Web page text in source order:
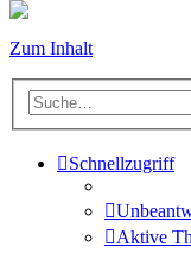
Zum Inhalt
Schnellzugriff
Aktive